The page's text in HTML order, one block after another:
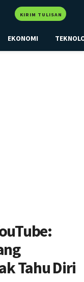
KIRIM TULISAN
EKONOMI
Tahu Diri